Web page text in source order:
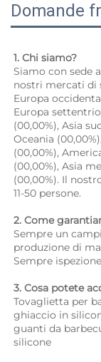
Domande
1. Chi siamo?
Siamo con sede
nostri mercati di
Europa
Europa
(00,00%), Asia
Oceania
(00,00%),
(00,00%), Asia
(00,00%). Il
11-50 persone.
2. Come
Sempre un
produzione di
Sempre
3. Cosa potete
Tovaglietta per
ghiaccio in
guanti da
silicone